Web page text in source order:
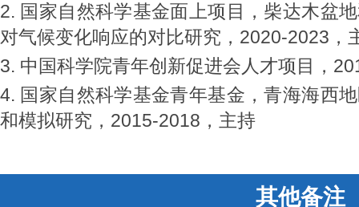
2. 国家自然科学基金面上项目，柴达木盆
对气候变化响应的对比研究，2020-2023，
3. 中国科学院青年创新促进会人才项目，
4. 国家自然科学基金青年基金，青海海西
和模拟研究，2015-2018，主持
其他备注